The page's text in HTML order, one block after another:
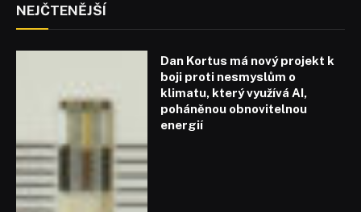
NEJČTENĚJŠÍ
Dan Kortus má nový projekt k
boji proti nesmyslům o
klimatu, který využívá AI,
poháněnou obnovitelnou
energií